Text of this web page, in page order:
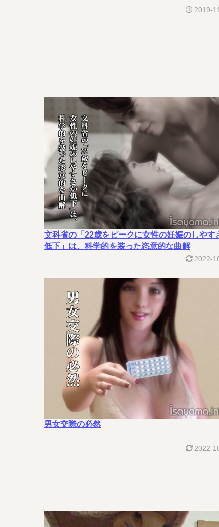
2019-
文科省の「22歳をピークに女性の妊娠のしやす
低下」は、科学的を装った恣意的な曲解
2022-
男女交際の必然
2022-